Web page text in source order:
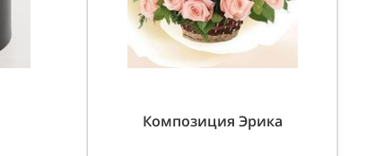
Композиция Эрика